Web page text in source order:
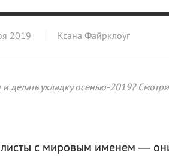
2019 Ксана Файрклоуг
делать укладку осенью-2019?
с мировым именем —